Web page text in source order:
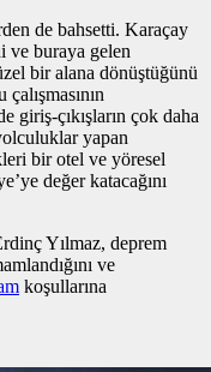
de bahsetti. Karaçay
ve buraya gelen
bir alana dönüştüğünü
giriş-çıkışların çok daha
yapan
bir otel ve yöresel
değer katacağını
Yılmaz, deprem
ve
koşullarına